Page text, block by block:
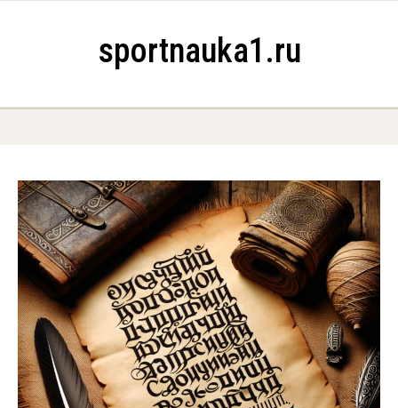
sportnauka1.ru